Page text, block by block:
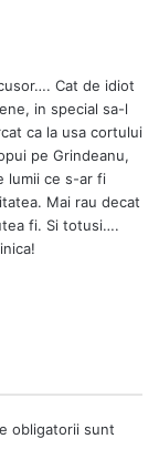
Cat de idiot
in special sa-l
ca la usa cortului
pe Grindeanu,
lumii ce s-ar fi
Mai rau decat
fi. Si totusi….
obligatorii sunt